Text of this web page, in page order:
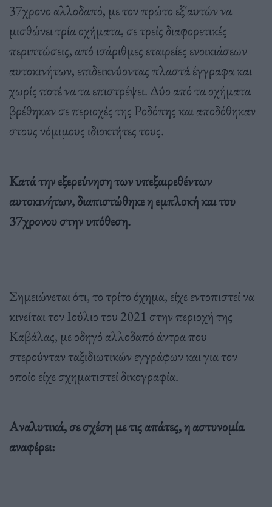
37χρονο αλλοδαπό, με τον πρώτο εξ΄αυτών να
μισθώνει τρία οχήματα, σε τρείς διαφορετικές
περιπτώσεις, από ισάριθμες εταιρείες ενοικιάσεων
αυτοκινήτων, επιδεικνύοντας πλαστά έγγραφα και
χωρίς ποτέ να τα επιστρέψει. Δύο από τα οχήματα
βρέθηκαν σε περιοχές της Ροδόπης και αποδόθηκαν
στους νόμιμους ιδιοκτήτες τους.
Κατά την εξερεύνηση των υπεξαιρεθέντων
αυτοκινήτων, διαπιστώθηκε η εμπλοκή και του
37χρονου στην υπόθεση.
Σημειώνεται ότι, το τρίτο όχημα, είχε εντοπιστεί να
κινείται τον Ιούλιο του 2021 στην περιοχή της
Καβάλας, με οδηγό αλλοδαπό άντρα που
στερούνταν ταξιδιωτικών εγγράφων και για τον
οποίο είχε σχηματιστεί δικογραφία.
Αναλυτικά, σε σχέση με τις απάτες, η αστυνομία
αναφέρει: